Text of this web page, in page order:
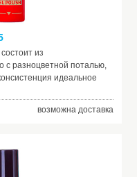
из
с разноцветной поталью,
идеальное
возможна доставка